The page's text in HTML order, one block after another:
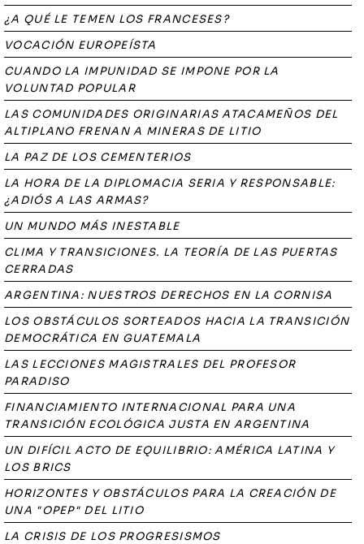
¿A QUÉ LE TEMEN LOS FRANCESES?
VOCACIÓN EUROPEÍSTA
CUANDO LA IMPUNIDAD SE IMPONE POR LA
VOLUNTAD POPULAR
LAS COMUNIDADES ORIGINARIAS ATACAMEÑOS DEL
ALTIPLANO FRENAN A MINERAS DE LITIO
LA PAZ DE LOS CEMENTERIOS
LA HORA DE LA DIPLOMACIA SERIA Y RESPONSABLE:
¿ADIÓS A LAS ARMAS?
UN MUNDO MÁS INESTABLE
CLIMA Y TRANSICIONES. LA TEORÍA DE LAS PUERTAS
CERRADAS
ARGENTINA: NUESTROS DERECHOS EN LA CORNISA
LOS OBSTÁCULOS SORTEADOS HACIA LA TRANSICIÓN
DEMOCRÁTICA EN GUATEMALA
LAS LECCIONES MAGISTRALES DEL PROFESOR
PARADISO
FINANCIAMIENTO INTERNACIONAL PARA UNA
TRANSICIÓN ECOLÓGICA JUSTA EN ARGENTINA
UN DIFÍCIL ACTO DE EQUILIBRIO: AMÉRICA LATINA Y
LOS BRICS
HORIZONTES Y OBSTÁCULOS PARA LA CREACIÓN DE
UNA "OPEP" DEL LITIO
LA CRISIS DE LOS PROGRESISMOS